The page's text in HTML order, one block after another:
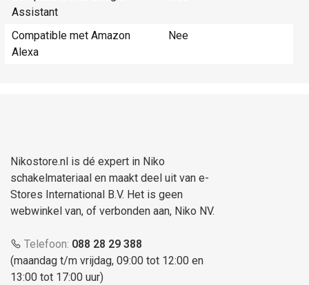
Assistant
Compatible met Amazon
Alexa
Nee
Nikostore.nl is dé expert in Niko
schakelmateriaal en maakt deel uit van e-
Stores International B.V. Het is geen
webwinkel van, of verbonden aan, Niko NV.
Telefoon: 088 28 29 388
(maandag t/m vrijdag, 09:00 tot 12:00 en
13:00 tot 17:00 uur)